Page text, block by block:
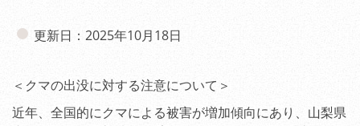
更新日：2025年10月18日
＜クマの出没に対する注意について＞
近年、全国的にクマによる被害が増加傾向にあり、山梨県